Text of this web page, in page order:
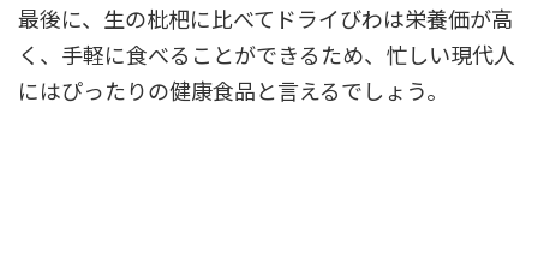
最後に、生の枇杷に比べてドライびわは栄養価が高
く、手軽に食べることができるため、忙しい現代人
にはぴったりの健康食品と言えるでしょう。